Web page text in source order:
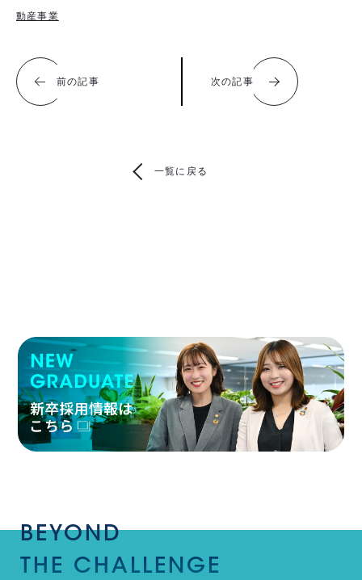
動産事業
前の記事 次の記事
一覧に戻る
BEYOND
THE CHALLENGE